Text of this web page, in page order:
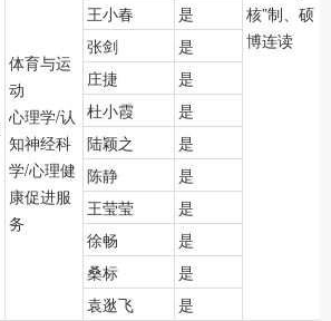
核”制、硕
博连读
体育与运
动
心理学/认
知神经科
学/心理健
康促进服
务
王小春
是
张剑
是
庄捷
是
杜小霞
是
陆颖之
是
陈静
是
王莹莹
是
徐畅
是
桑标
是
袁逖飞
是